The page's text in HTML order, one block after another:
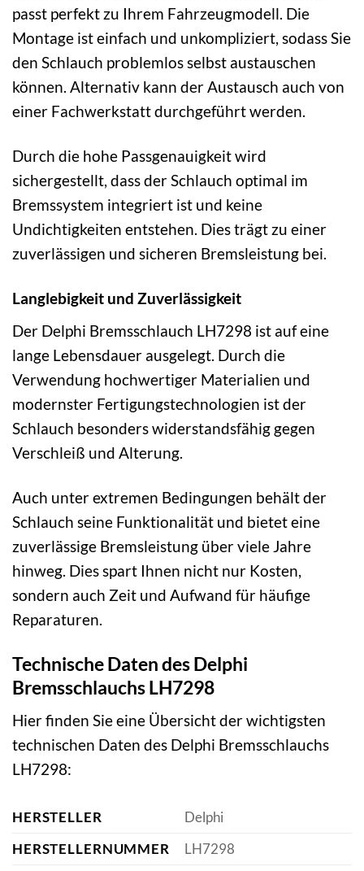
passt perfekt zu Ihrem Fahrzeugmodell. Die
Montage ist einfach und unkompliziert, sodass Sie
den Schlauch problemlos selbst austauschen
können. Alternativ kann der Austausch auch von
einer Fachwerkstatt durchgeführt werden.
Durch die hohe Passgenauigkeit wird
sichergestellt, dass der Schlauch optimal im
Bremssystem integriert ist und keine
Undichtigkeiten entstehen. Dies trägt zu einer
zuverlässigen und sicheren Bremsleistung bei.
Langlebigkeit und Zuverlässigkeit
Der Delphi Bremsschlauch LH7298 ist auf eine
lange Lebensdauer ausgelegt. Durch die
Verwendung hochwertiger Materialien und
modernster Fertigungstechnologien ist der
Schlauch besonders widerstandsfähig gegen
Verschleiß und Alterung.
Auch unter extremen Bedingungen behält der
Schlauch seine Funktionalität und bietet eine
zuverlässige Bremsleistung über viele Jahre
hinweg. Dies spart Ihnen nicht nur Kosten,
sondern auch Zeit und Aufwand für häufige
Reparaturen.
Technische Daten des Delphi
Bremsschlauchs LH7298
Hier finden Sie eine Übersicht der wichtigsten
technischen Daten des Delphi Bremsschlauchs
LH7298:
HERSTELLER
Delphi
HERSTELLERNUMMER
LH7298